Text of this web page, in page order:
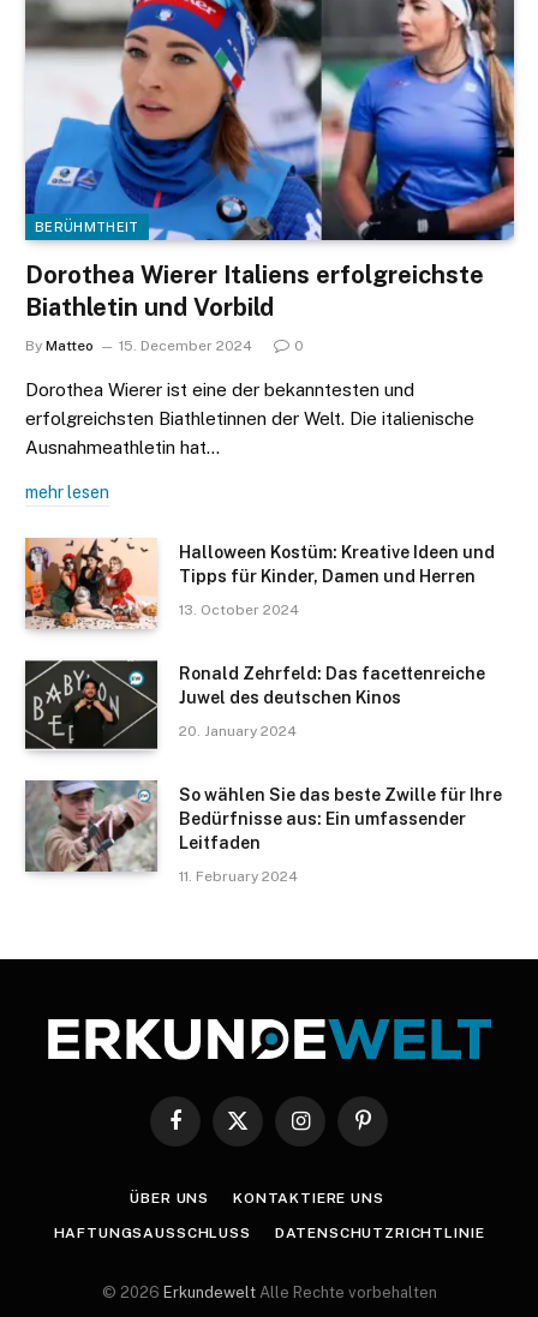
BERÜHMTHEIT
Dorothea Wierer Italiens erfolgreichste
Biathletin und Vorbild
By Matteo 15. December 2024 0
Dorothea Wierer ist eine der bekanntesten und
erfolgreichsten Biathletinnen der Welt. Die italienische
Ausnahmeathletin hat…
mehr lesen
Halloween Kostüm: Kreative Ideen und
Tipps für Kinder, Damen und Herren
13. October 2024
Ronald Zehrfeld: Das facettenreiche
Juwel des deutschen Kinos
20. January 2024
So wählen Sie das beste Zwille für Ihre
Bedürfnisse aus: Ein umfassender
Leitfaden
11. February 2024
Facebook
X
InstagramPinterest
ÜBER UNS KONTAKTIERE UNS
HAFTUNGSAUSSCHLUSS DATENSCHUTZRICHTLINIE
© 2026 Erkundewelt Alle Rechte vorbehalten